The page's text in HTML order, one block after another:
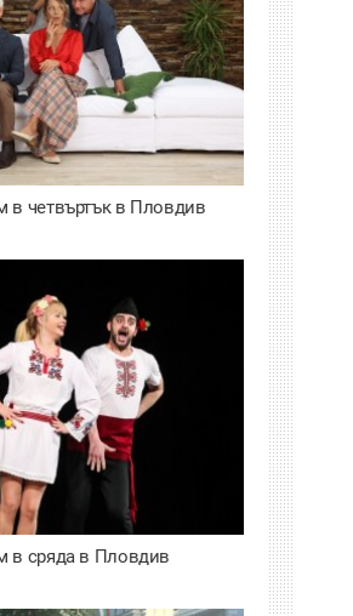
в четвъртък в Пловдив
в сряда в Пловдив